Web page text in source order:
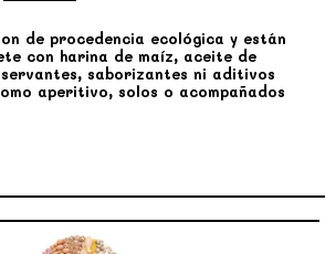
de procedencia ecológica y están
con harina de maíz, aceite de
saborizantes ni aditivos
aperitivo, solos o acompañados